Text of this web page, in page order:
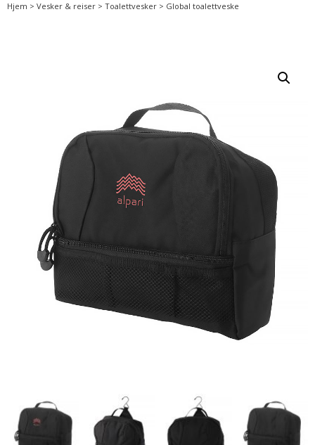
Hjem > Vesker & reiser > Toalettvesker > Global toalettveske